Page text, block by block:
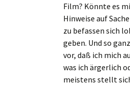
Film? Könnte es
Hinweise auf
zu befassen sich
geben. Und so
vor, daß ich mich
was ich ärgerlich
meistens stellt